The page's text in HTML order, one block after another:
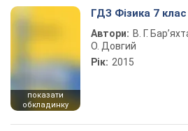
показати
обкладинку
ГДЗ Фізика 7 клас
Автори: В. Г.
О. Довгий
Рік: 2015